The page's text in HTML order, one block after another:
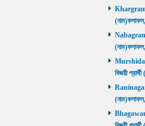
Khargram
Nabagram
বিজয়ী
Raninagar